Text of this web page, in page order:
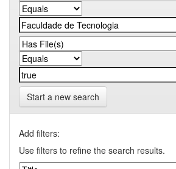
Start a new search
Add filters:
Use filters to refine the search results.